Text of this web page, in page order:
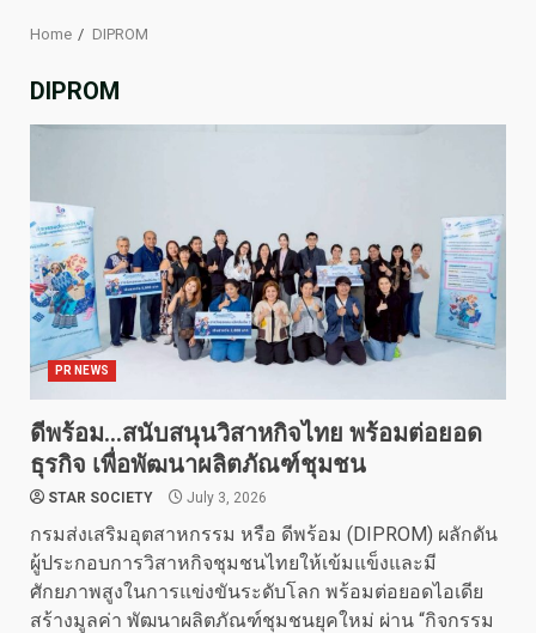
Home DIPROM
DIPROM
PR NEWS
ดีพร้อม…สนับสนุนวิสาหกิจไทย พร้อมต่อยอด
ธุรกิจ เพื่อพัฒนาผลิตภัณฑ์ชุมชน
STAR SOCIETY July 3, 2026
กรมส่งเสริมอุตสาหกรรม หรือ ดีพร้อม (DIPROM) ผลักดัน
ผู้ประกอบการวิสาหกิจชุมชนไทยให้เข้มแข็งและมี
ศักยภาพสูงในการแข่งขันระดับโลก พร้อมต่อยอดไอเดีย
สร้างมูลค่า พัฒนาผลิตภัณฑ์ชุมชนยุคใหม่ ผ่าน “กิจกรรม